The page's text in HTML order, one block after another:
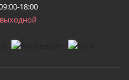
18:00
выходной